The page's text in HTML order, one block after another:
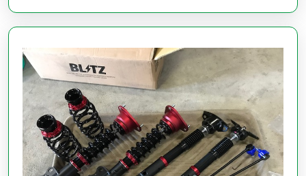
の
ご
紹
介
で
す